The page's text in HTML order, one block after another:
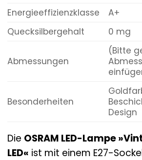
Energieeffizienzklasse
A+
Quecksilbergehalt
0 mg
Abmessungen
(Bitte
Besonderheiten
Design
Die OSRAM LED-Lampe
LED« ist mit einem E27-